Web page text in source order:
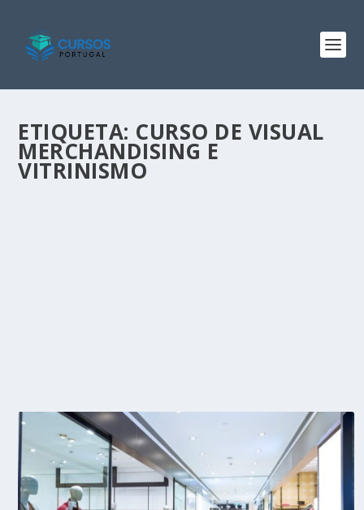
ETIQUETA: CURSO DE VISUAL
MERCHANDISING E
VITRINISMO